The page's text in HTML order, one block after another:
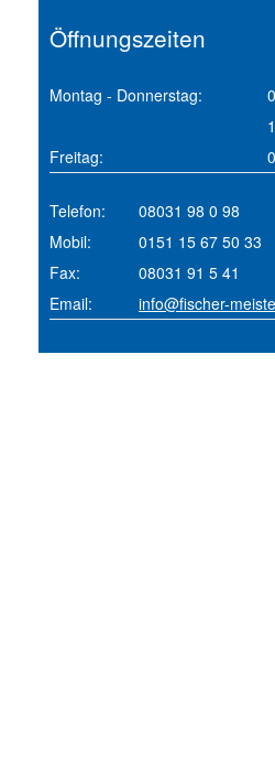
Öffnungszeiten
Montag - Donnerstag:
Freitag:
Telefon:
08031 98 0 98
Mobil:
0151 15 67 50 33
Fax:
08031 91 5 41
Email:
info@fischer-